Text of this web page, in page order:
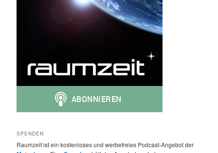
SPENDEN
Raumzeit ist ein kostenloses und werbefreies Podcast-Angebot der